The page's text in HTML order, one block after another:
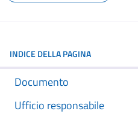
INDICE DELLA PAGINA
Documento
Ufficio responsabile